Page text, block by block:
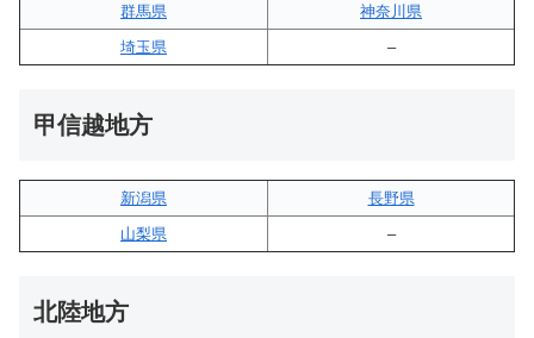
群馬県
神奈川県
埼玉県
–
甲信越地方
新潟県
長野県
山梨県
–
北陸地方